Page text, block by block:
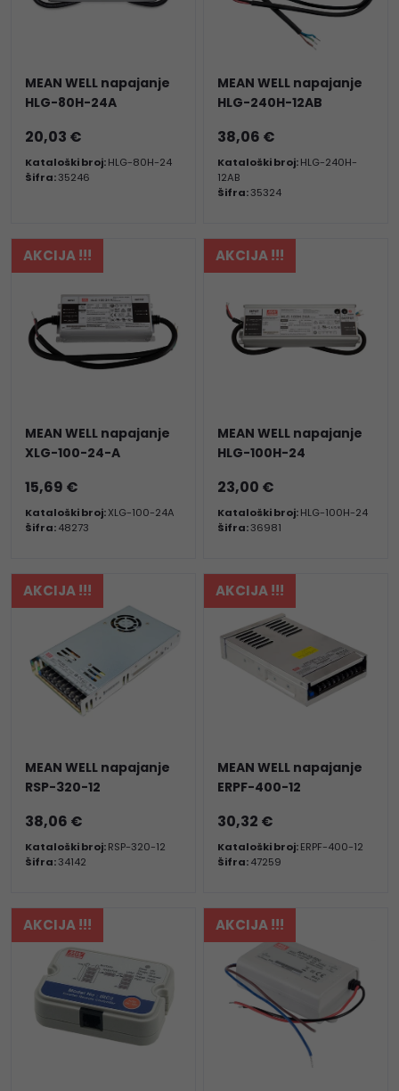
MEAN WELL napajanje
HLG-80H-24A
20,03 €
Kataloški broj:HLG-80H-24
Šifra:35246
MEAN WELL napajanje
HLG-240H-12AB
38,06 €
Kataloški broj:HLG-240H-
12AB
Šifra:35324
AKCIJA !!!
MEAN WELL napajanje
XLG-100-24-A
15,69 €
Kataloški broj:XLG-100-24A
Šifra:48273
AKCIJA !!!
MEAN WELL napajanje
HLG-100H-24
23,00 €
Kataloški broj:HLG-100H-24
Šifra:36981
AKCIJA !!!
MEAN WELL napajanje
RSP-320-12
38,06 €
Kataloški broj:RSP-320-12
Šifra:34142
AKCIJA !!!
MEAN WELL napajanje
ERPF-400-12
30,32 €
Kataloški broj:ERPF-400-12
Šifra:47259
AKCIJA !!! AKCIJA !!!